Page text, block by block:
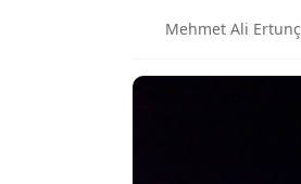
Mehmet Ali Ertunç